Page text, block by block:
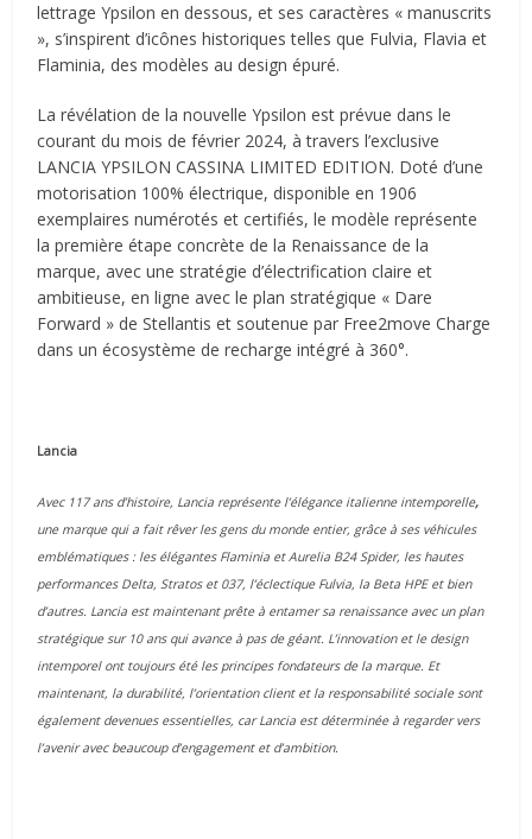
lettrage Ypsilon en dessous, et ses caractères « manuscrits
», s’inspirent d’icônes historiques telles que Fulvia, Flavia et
Flaminia, des modèles au design épuré.
La révélation de la nouvelle Ypsilon est prévue dans le
courant du mois de février 2024, à travers l’exclusive
LANCIA YPSILON CASSINA LIMITED EDITION. Doté d’une
motorisation 100% électrique, disponible en 1906
exemplaires numérotés et certifiés, le modèle représente
la première étape concrète de la Renaissance de la
marque, avec une stratégie d’électrification claire et
ambitieuse, en ligne avec le plan stratégique « Dare
Forward » de Stellantis et soutenue par Free2move Charge
dans un écosystème de recharge intégré à 360°.
Lancia
Avec 117 ans d’histoire, Lancia représente l’élégance italienne intemporelle,
une marque qui a fait rêver les gens du monde entier, grâce à ses véhicules
emblématiques : les élégantes Flaminia et Aurelia B24 Spider, les hautes
performances Delta, Stratos et 037, l’éclectique Fulvia, la Beta HPE et bien
d’autres. Lancia est maintenant prête à entamer sa renaissance avec un plan
stratégique sur 10 ans qui avance à pas de géant. L’innovation et le design
intemporel ont toujours été les principes fondateurs de la marque. Et
maintenant, la durabilité, l’orientation client et la responsabilité sociale sont
également devenues essentielles, car Lancia est déterminée à regarder vers
l’avenir avec beaucoup d’engagement et d’ambition.